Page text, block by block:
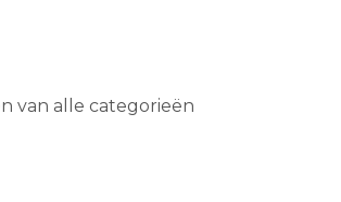
van alle categorieën